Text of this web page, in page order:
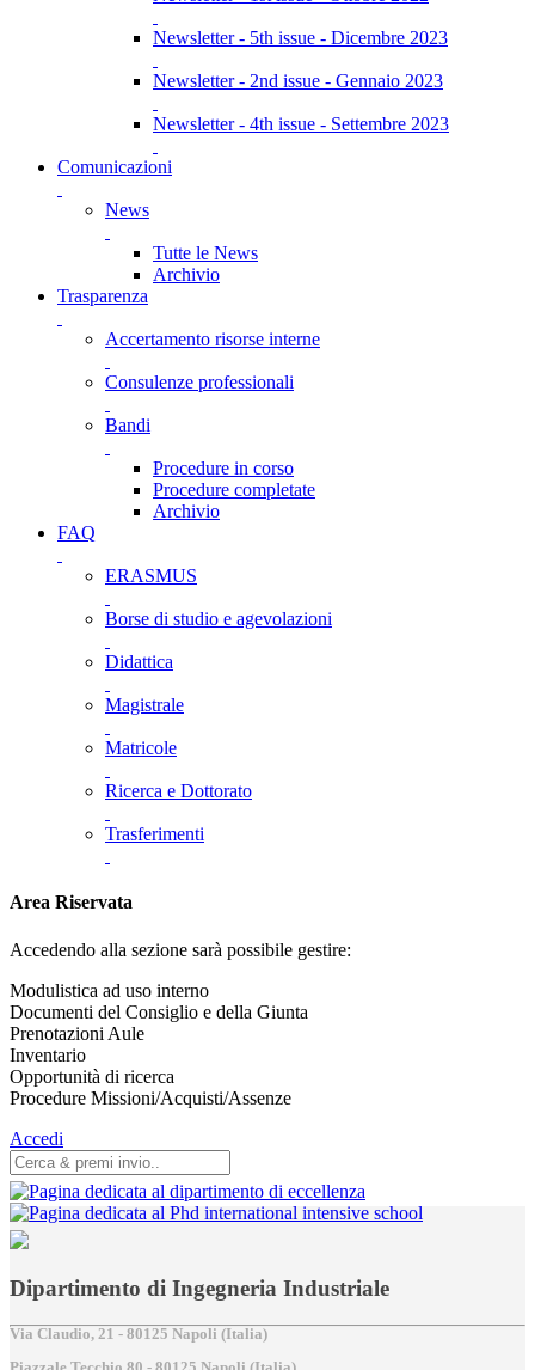
Newsletter - 5th issue - Dicembre 2023
Newsletter - 2nd issue - Gennaio 2023
Newsletter - 4th issue - Settembre 2023
Comunicazioni
News
Tutte le News
Archivio
Trasparenza
Accertamento risorse interne
Consulenze professionali
Bandi
Procedure in corso
Procedure completate
Archivio
FAQ
ERASMUS
Borse di studio e agevolazioni
Didattica
Magistrale
Matricole
Ricerca e Dottorato
Trasferimenti
Area Riservata
Accedendo alla sezione sarà possibile gestire:
Modulistica ad uso interno
Documenti del Consiglio e della Giunta
Prenotazioni Aule
Inventario
Opportunità di ricerca
Procedure Missioni/Acquisti/Assenze
Accedi
Dipartimento di Ingegneria Industriale
Via Claudio, 21 - 80125 Napoli (Italia)